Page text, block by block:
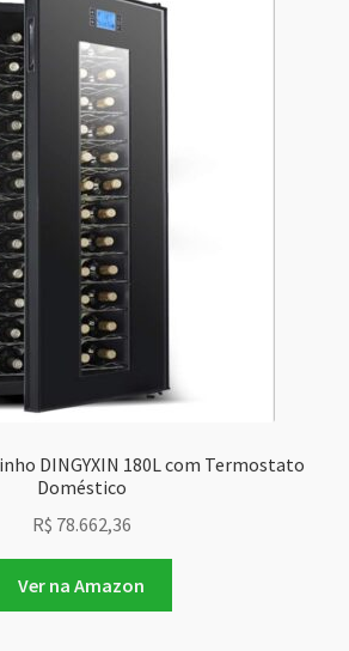
DINGYXIN 180L com Termostato
Doméstico
R$ 78.662,36
Ver na Amazon